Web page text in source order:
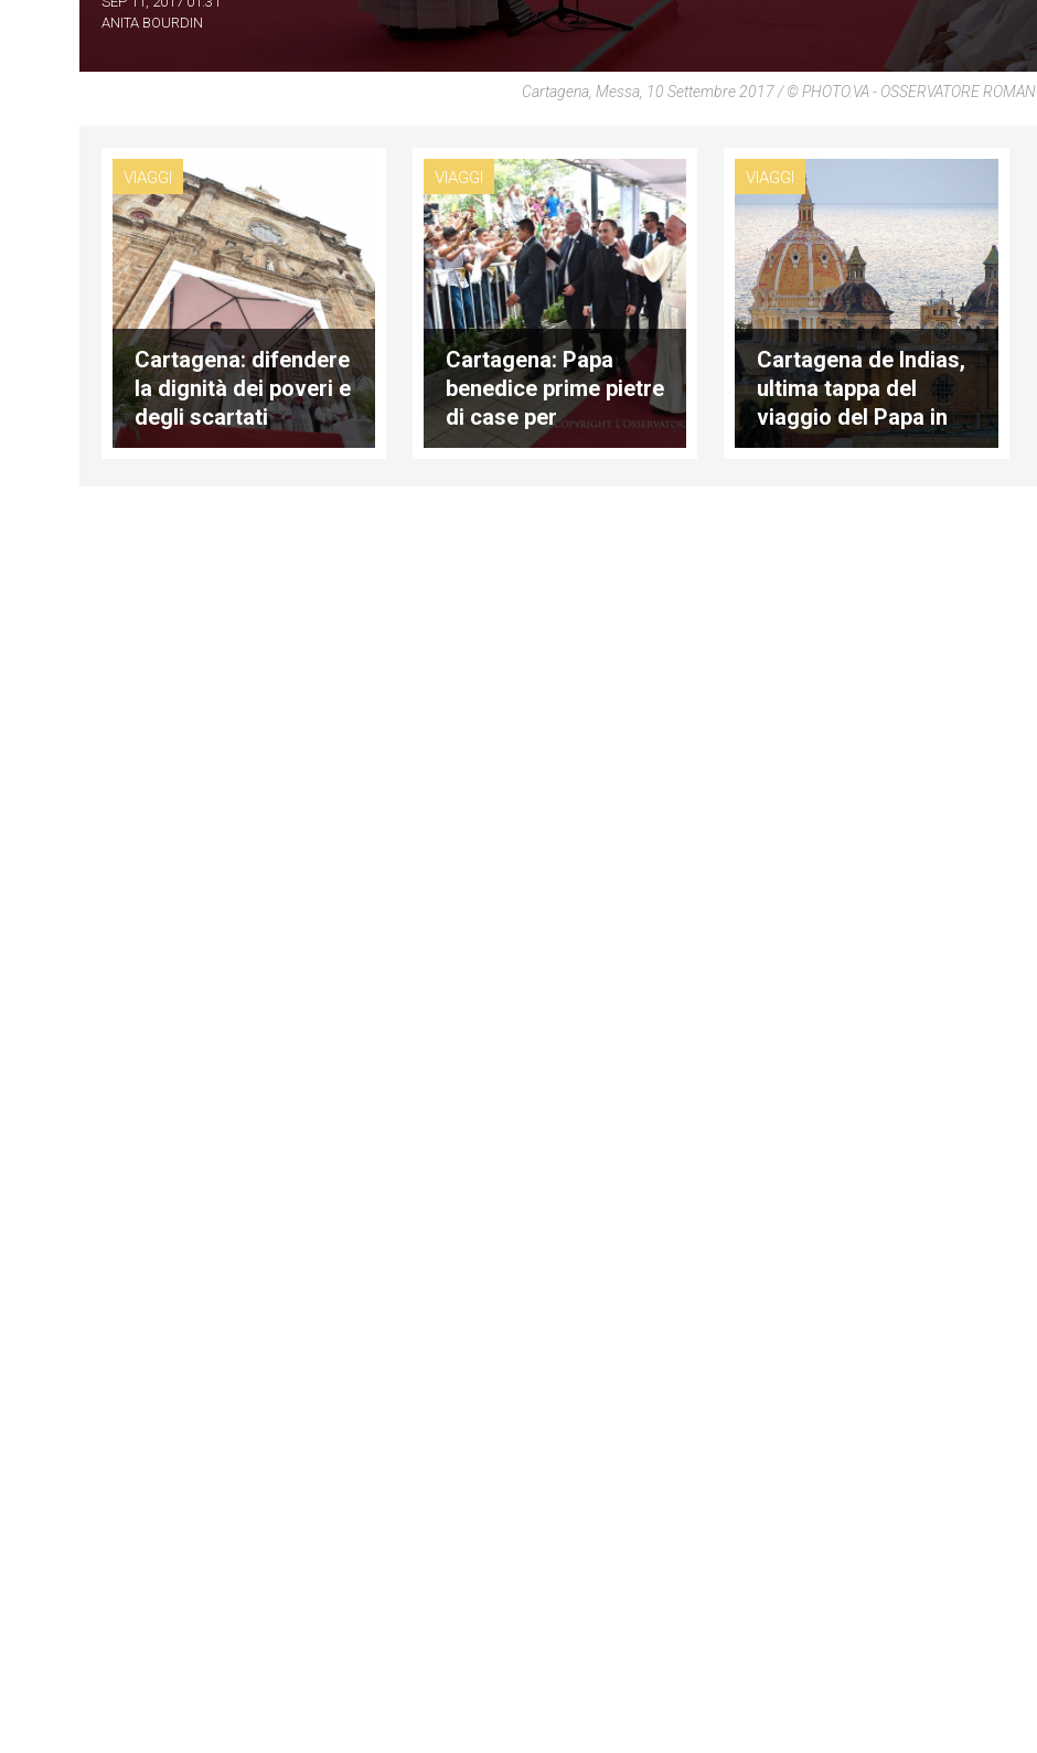
ANITA BOURDIN
Cartagena, Messa, 10 Settembre 2017 / © PHOTO.VA - OSSERVATORE
VIAGGI
Cartagena: difendere
la dignità dei poveri e
degli scartati
VIAGGI
Cartagena: Papa
benedice prime pietre
di case per
senzatetto e vittime
VIAGGI
Cartagena de Indias,
ultima tappa del
viaggio del Papa in
Colombia